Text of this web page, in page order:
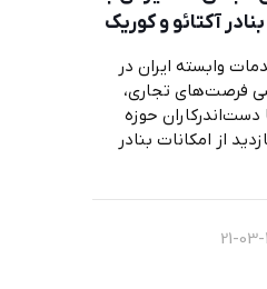
آکتائو و کوریک
وابسته ایران در
فرصت‌های تجاری،
دست‌اندرکاران حوزه
از امکانات بنادر